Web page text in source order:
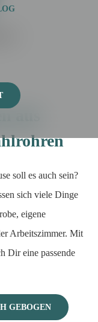
soll es auch sein?
sich viele Dinge
eigene
Arbeitszimmer. Mit
Dir eine passende
GEBOGEN